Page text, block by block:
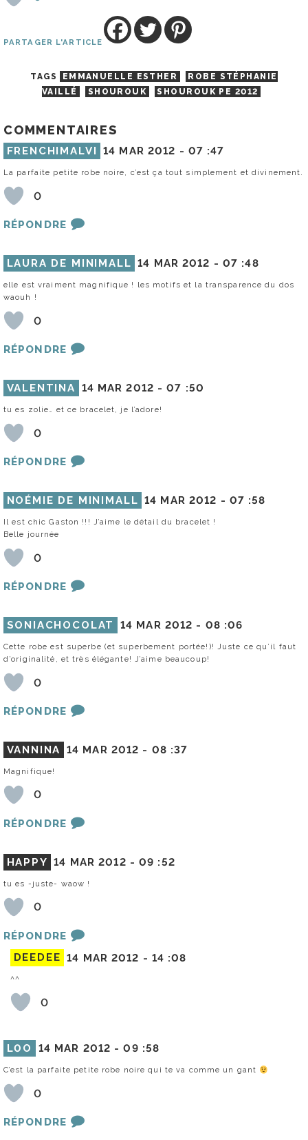
PARTAGER L'ARTICLE
TAGS EMMANUELLE ESTHER
ROBE STÉPHANIE
VAILLÉ
SHOUROUK SHOUROUK PE 2012
COMMENTAIRES
FRENCHIMALVI 14 MAR 2012 - 07 :47
La parfaite petite robe noire, c’est ça tout simplement et divinement.
0
RÉPONDRE
LAURA DE MINIMALL 14 MAR 2012 - 07 :48
elle est vraiment magnifique ! les motifs et la transparence du dos
waouh !
0
RÉPONDRE
VALENTINA 14 MAR 2012 -07 :50
tu es zolie… et ce bracelet, je l’adore!
0
RÉPONDRE
NOÉMIE DE MINIMALL 14 MAR 2012 - 07 :58
Il est chic Gaston !!! J’aime le détail du bracelet !
Belle journée
0
RÉPONDRE
SONIACHOCOLAT 14 MAR 2012 - 08 :06
Cette robe est superbe (et superbement portée!)! Juste ce qu’il faut
d’originalité, et très élégante! J’aime beaucoup!
0
RÉPONDRE
VANNINA 14 MAR 2012 - 08 :37
Magnifique!
0
RÉPONDRE
HAPPY 14 MAR 2012 -09 :52
tu es -juste- waow !
0
RÉPONDRE
DEEDEE 14 MAR 2012 - 14 :08
^^
0
L0O 14 MAR 2012 -09 :58
C’est la parfaite petite robe noire qui te va comme un gant
0
RÉPONDRE